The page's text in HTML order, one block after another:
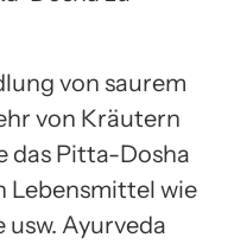
von saurem
von Kräutern
das Pitta-Dosha
Lebensmittel wie
usw. Ayurveda